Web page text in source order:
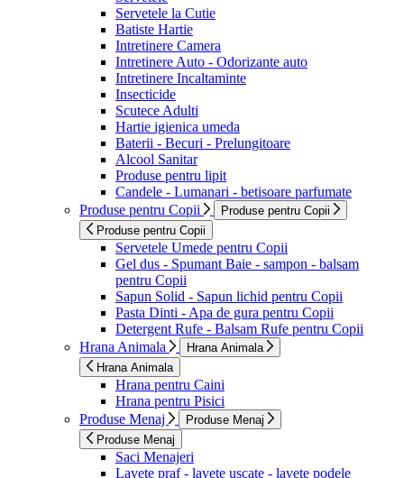
Servetele la Cutie
Batiste Hartie
Intretinere Camera
Intretinere Auto - Odorizante auto
Intretinere Incaltaminte
Insecticide
Scutece Adulti
Hartie igienica umeda
Baterii - Becuri - Prelungitoare
Alcool Sanitar
Produse pentru lipit
Candele - Lumanari - betisoare parfumate
Produse pentru Copii
Produse pentru Copii
Produse pentru Copii
Servetele Umede pentru Copii
Gel dus - Spumant Baie - sampon - balsam
pentru Copii
Sapun Solid - Sapun lichid pentru Copii
Pasta Dinti - Apa de gura pentru Copii
Detergent Rufe - Balsam Rufe pentru Copii
Hrana Animala
Hrana Animala
Hrana Animala
Hrana pentru Caini
Hrana pentru Pisici
Produse Menaj
Produse Menaj
Produse Menaj
Saci Menajeri
Lavete praf - lavete uscate - lavete podele